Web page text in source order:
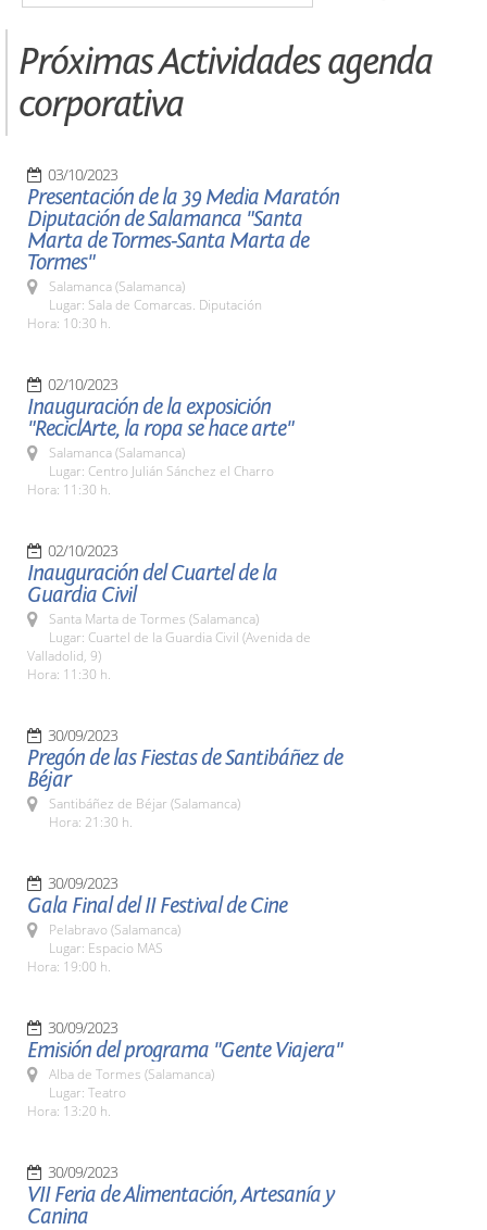
Próximas Actividades agenda
corporativa
03/10/2023
Presentación de la 39 Media Maratón
Diputación de Salamanca "Santa
Marta de Tormes-Santa Marta de
Tormes"
Salamanca (Salamanca)
Lugar: Sala de Comarcas. Diputación
Hora: 10:30 h.
02/10/2023
Inauguración de la exposición
"ReciclArte, la ropa se hace arte"
Salamanca (Salamanca)
Lugar: Centro Julián Sánchez el Charro
Hora: 11:30 h.
02/10/2023
Inauguración del Cuartel de la
Guardia Civil
Santa Marta de Tormes (Salamanca)
Lugar: Cuartel de la Guardia Civil (Avenida de
Valladolid, 9)
Hora: 11:30 h.
30/09/2023
Pregón de las Fiestas de Santibáñez de
Béjar
Santibáñez de Béjar (Salamanca)
Hora: 21:30 h.
30/09/2023
Gala Final del II Festival de Cine
Pelabravo (Salamanca)
Lugar: Espacio MAS
Hora: 19:00 h.
30/09/2023
Emisión del programa "Gente Viajera"
Alba de Tormes (Salamanca)
Lugar: Teatro
Hora: 13:20 h.
30/09/2023
VII Feria de Alimentación, Artesanía y
Canina